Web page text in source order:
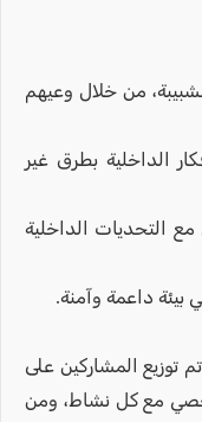
من خلال وعيهم
الداخلية بطرق غير
التحديات الداخلية
بيئة داعمة وآمنة.
توزيع المشاركين على
مع كل نشاط، ومن